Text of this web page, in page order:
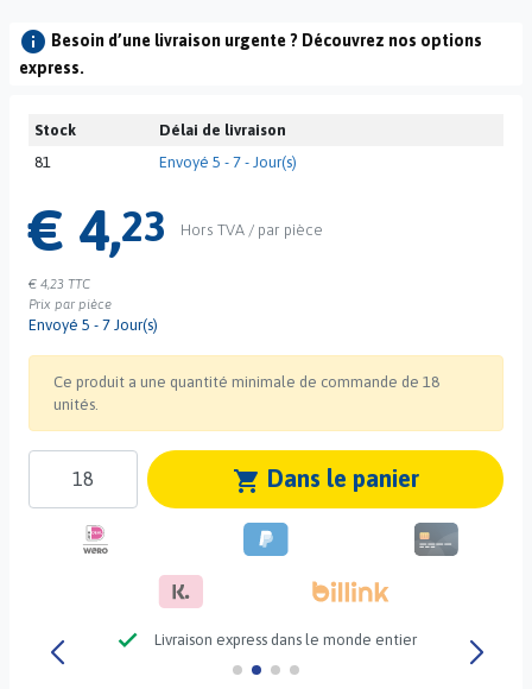
info Besoin d’une livraison urgente ? Découvrez nos options
express.
Stock
Délai de livraison
81
Envoyé 5 - 7 - Jour(s)
€ 4,23 Hors TVA / par pièce
€ 4,23 TTC
Prix par pièce
Envoyé 5 - 7 Jour(s)
Ce produit a une quantité minimale de commande de 18
unités.
shopping_cart Dans le panier
check Livraison express dans le monde entier